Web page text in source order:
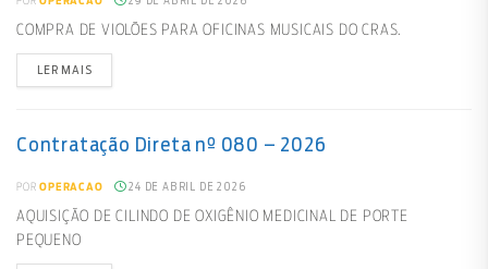
COMPRA DE VIOLÕES PARA OFICINAS MUSICAIS DO CRAS.
LER MAIS
Contratação Direta nº 080 – 2026
POR OPERACAO 24 DE ABRIL DE 2026
AQUISIÇÃO DE CILINDO DE OXIGÊNIO MEDICINAL DE PORTE
PEQUENO